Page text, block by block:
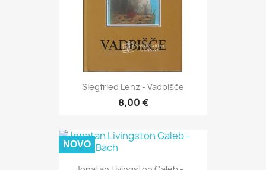
Siegfried Lenz - Vadbišče
8,00 €
NOVO